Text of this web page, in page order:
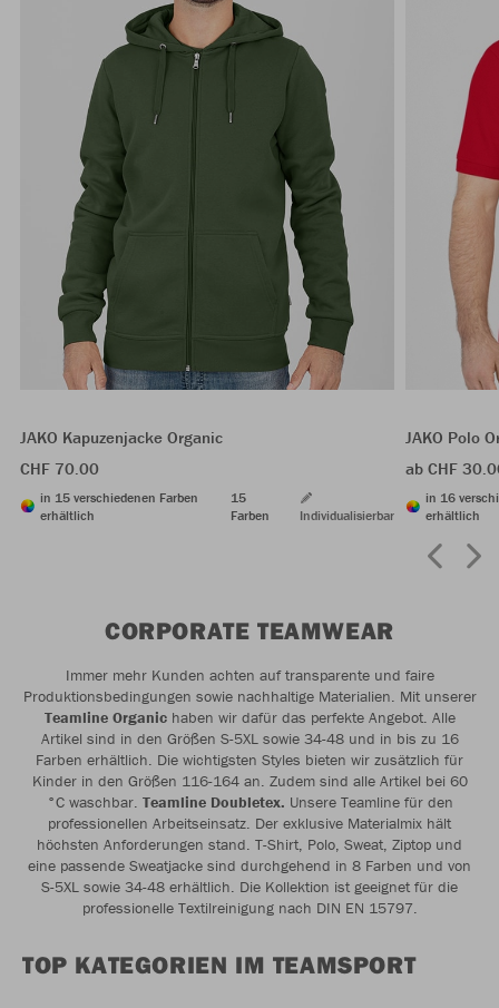
JAKO Kapuzenjacke Organic
CHF 70.00
in 15 verschiedenen Farben
erhältlich
15
Farben
Individualisierbar
JAKO Polo
ab CHF
in 16
erhältlich
CORPORATE TEAMWEAR
Immer mehr Kunden achten auf transparente und faire
Produktionsbedingungen sowie nachhaltige Materialien. Mit unserer
Teamline Organichaben wir dafür das perfekte Angebot. Alle
Artikel sind in den Größen S-5XL sowie 34-48 und in bis zu 16
Farben erhältlich. Die wichtigsten Styles bieten wir zusätzlich für
Kinder in den Größen 116-164 an. Zudem sind alle Artikel bei 60
°C waschbar. Teamline Doubletex. Unsere Teamline für den
professionellen Arbeitseinsatz. Der ­exklusive Materialmix hält
höchsten Anforderungen stand. T-Shirt, Polo, Sweat, Ziptop und
eine passende Sweatjacke sind durchgehend in 8 Farben und von
S-5XL sowie ­34-48 erhältlich. Die Kollektion ist geeignet für die
professionelle Textilreinigung nach DIN EN 15797.
TOP KATEGORIEN IM TEAMSPORT